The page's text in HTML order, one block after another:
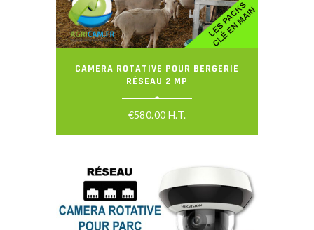
CAMERA ROTATIVE POUR BERGERIE
RÉSEAU 2 MP
€580.00 H.T.